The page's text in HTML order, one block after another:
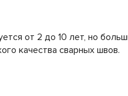
от 2 до 10 лет, но
качества сварных швов.